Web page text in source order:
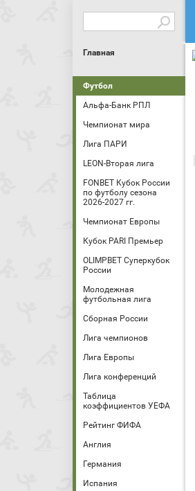
Главная
Футбол
Альфа-Банк РПЛ
Чемпионат мира
Лига ПАРИ
LEON-Вторая лига
FONBET Кубок России
по футболу сезона
2026-2027 гг.
Чемпионат Европы
Кубок PARI Премьер
OLIMPBET Суперкубок
России
Молодежная
футбольная лига
Сборная России
Лига чемпионов
Лига Европы
Лига конференций
Таблица
коэффициентов УЕФА
Рейтинг ФИФА
Англия
Германия
Испания